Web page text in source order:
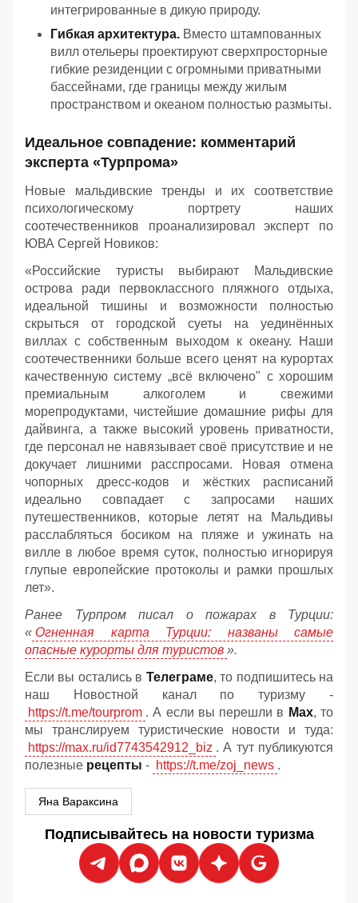
интегрированные в дикую природу.
Гибкая архитектура. Вместо штампованных
вилл отельеры проектируют сверхпросторные
гибкие резиденции с огромными приватными
бассейнами, где границы между жилым
пространством и океаном полностью размыты.
Идеальное совпадение: комментарий
эксперта «Турпрома»
Новые мальдивские тренды и их соответствие
психологическому портрету наших
соотечественников проанализировал эксперт по
ЮВА Сергей Новиков:
«Российские туристы выбирают Мальдивские
острова ради первоклассного пляжного отдыха,
идеальной тишины и возможности полностью
скрыться от городской суеты на уединённых
виллах с собственным выходом к океану. Наши
соотечественники больше всего ценят на курортах
качественную систему „всё включено" с хорошим
премиальным алкоголем и свежими
морепродуктами, чистейшие домашние рифы для
дайвинга, а также высокий уровень приватности,
где персонал не навязывает своё присутствие и не
докучает лишними расспросами. Новая отмена
чопорных дресс-кодов и жёстких расписаний
идеально совпадает с запросами наших
путешественников, которые летят на Мальдивы
расслабляться босиком на пляже и ужинать на
вилле в любое время суток, полностью игнорируя
глупые европейские протоколы и рамки прошлых
лет».
Ранее Турпром писал о пожарах в Турции:
« Огненная карта Турции: названы самые
опасные курорты для туристов ».
Если вы остались в Телеграме, то подпишитесь на
наш Новостной канал по туризму -
https://t.me/tourprom . А если вы перешли в Мах, то
мы транслируем туристические новости и туда:
https://max.ru/id7743542912_biz . А тут публикуются
полезные рецепты - https://t.me/zoj_news .
Яна Вараксина
Подписывайтесь на новости туризма